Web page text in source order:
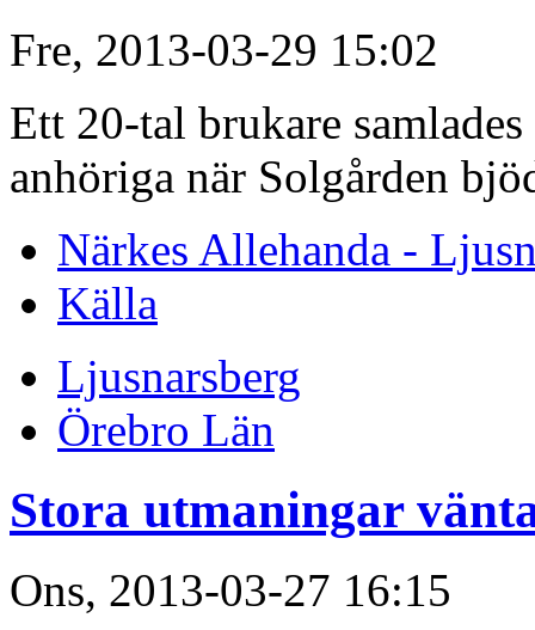
Fre, 2013-03-29 15:02
Ett 20-tal brukare
anhöriga när Solgården
Närkes Allehanda -
Källa
Ljusnarsberg
Örebro Län
Stora utmaningar
Ons, 2013-03-27 16:15